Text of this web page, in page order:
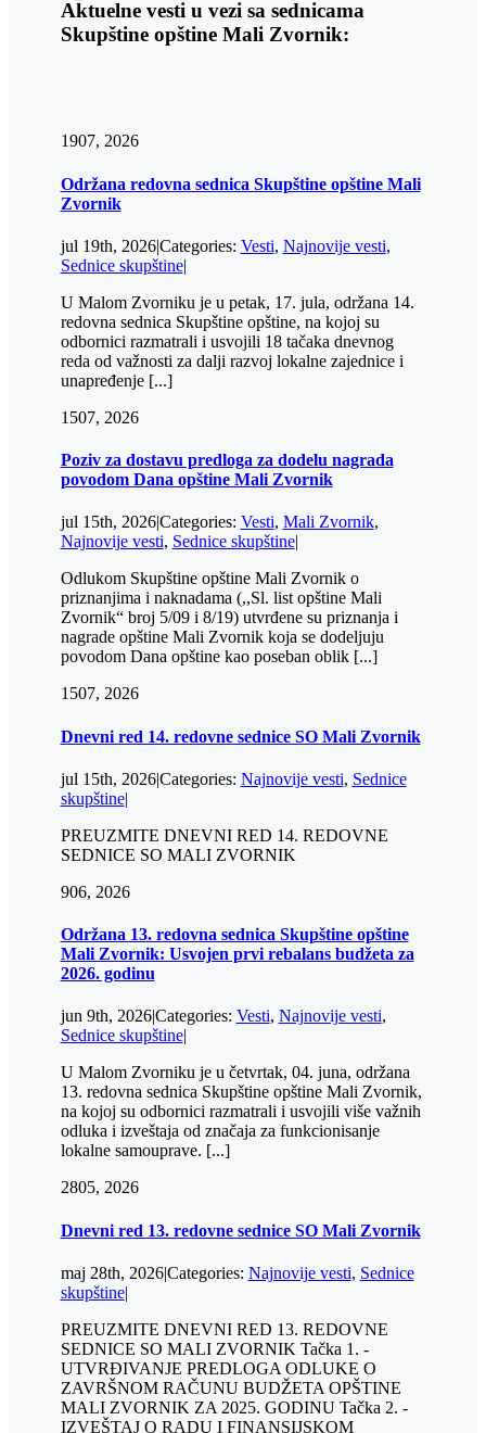
Aktuelne vesti u vezi sa sednicama
Skupštine opštine Mali Zvornik:
1907, 2026
Održana redovna sednica Skupštine opštine Mali
Zvornik
jul 19th, 2026|Categories: Vesti, Najnovije vesti,
Sednice skupštine|
U Malom Zvorniku je u petak, 17. jula, održana 14.
redovna sednica Skupštine opštine, na kojoj su
odbornici razmatrali i usvojili 18 tačaka dnevnog
reda od važnosti za dalji razvoj lokalne zajednice i
unapređenje [...]
1507, 2026
Poziv za dostavu predloga za dodelu nagrada
povodom Dana opštine Mali Zvornik
jul 15th, 2026|Categories: Vesti, Mali Zvornik,
Najnovije vesti, Sednice skupštine|
Odlukom Skupštine opštine Mali Zvornik o
priznanjima i naknadama (,,Sl. list opštine Mali
Zvornik“ broj 5/09 i 8/19) utvrđene su priznanja i
nagrade opštine Mali Zvornik koja se dodeljuju
povodom Dana opštine kao poseban oblik [...]
1507, 2026
Dnevni red 14. redovne sednice SO Mali Zvornik
jul 15th, 2026|Categories: Najnovije vesti, Sednice
skupštine|
PREUZMITE DNEVNI RED 14. REDOVNE
SEDNICE SO MALI ZVORNIK
906, 2026
Održana 13. redovna sednica Skupštine opštine
Mali Zvornik: Usvojen prvi rebalans budžeta za
2026. godinu
jun 9th, 2026|Categories: Vesti, Najnovije vesti,
Sednice skupštine|
U Malom Zvorniku je u četvrtak, 04. juna, održana
13. redovna sednica Skupštine opštine Mali Zvornik,
na kojoj su odbornici razmatrali i usvojili više važnih
odluka i izveštaja od značaja za funkcionisanje
lokalne samouprave. [...]
2805, 2026
Dnevni red 13. redovne sednice SO Mali Zvornik
maj 28th, 2026|Categories: Najnovije vesti, Sednice
skupštine|
PREUZMITE DNEVNI RED 13. REDOVNE
SEDNICE SO MALI ZVORNIK Tačka 1. -
UTVRĐIVANJE PREDLOGA ODLUKE O
ZAVRŠNOM RAČUNU BUDŽETA OPŠTINE
MALI ZVORNIK ZA 2025. GODINU Tačka 2. -
IZVEŠTAJ O RADU I FINANSIJSKOM